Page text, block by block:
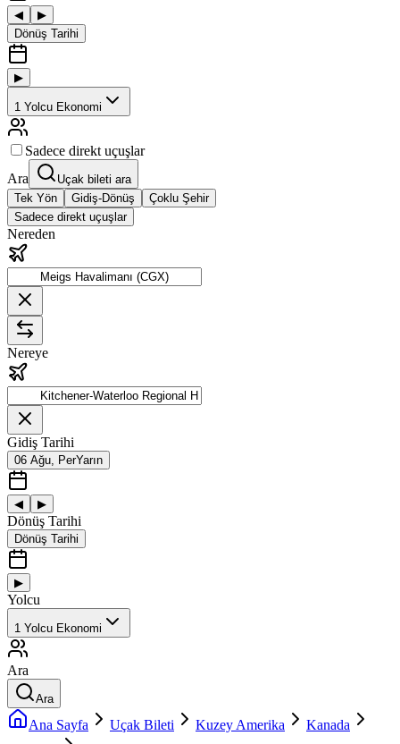
◀
▶
Dönüş Tarihi
▶
1 Yolcu Ekonomi
Sadece direkt uçuşlar
Ara
Uçak bileti ara
Tek Yön
Gidiş-Dönüş
Çoklu Şehir
Sadece direkt uçuşlar
Nereden
Nereye
Gidiş Tarihi
06 Ağu, PerYarın
◀ ▶
Dönüş Tarihi
Dönüş Tarihi
▶
Yolcu
1 Yolcu Ekonomi
Ara
Ara
Ana Sayfa Uçak Bileti Kuzey Amerika
Kanada